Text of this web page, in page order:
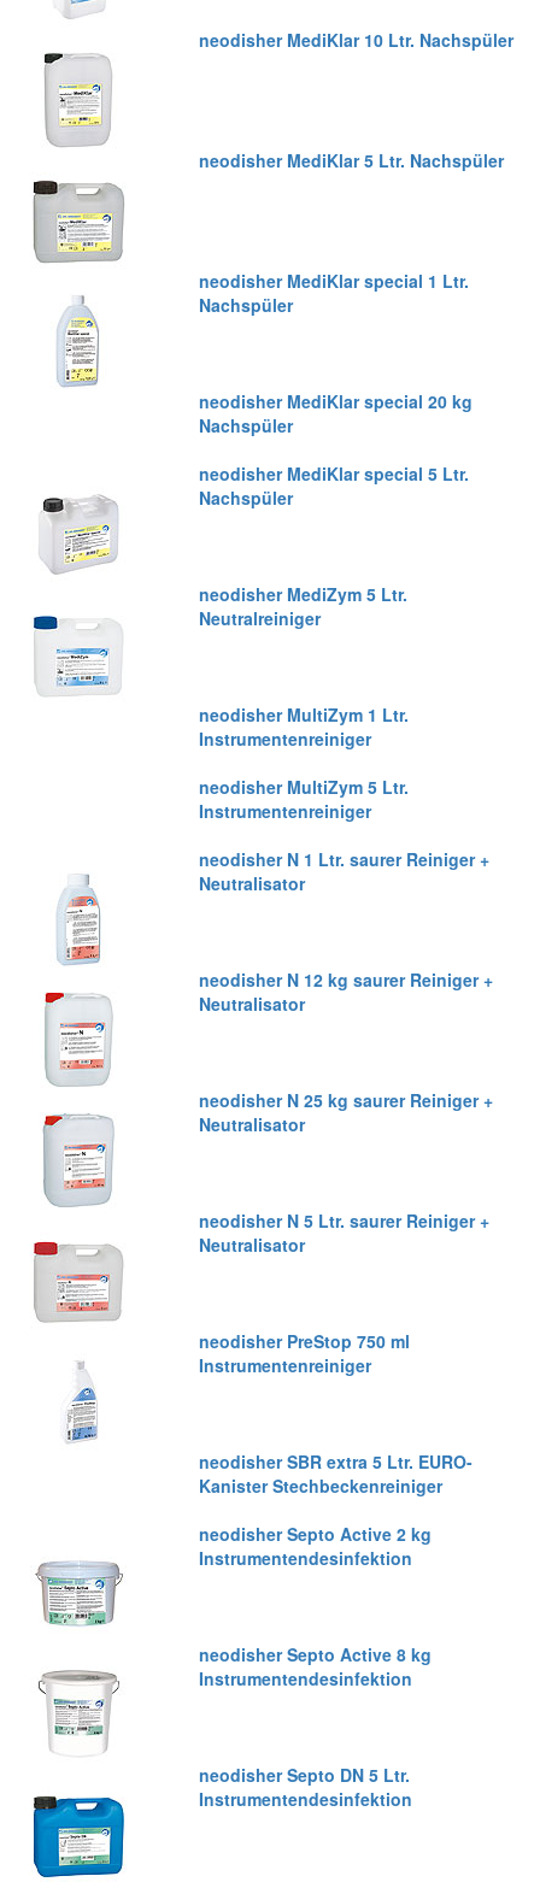
neodisher MediKlar 10 Ltr. Nachspüler
neodisher MediKlar 5 Ltr. Nachspüler
neodisher MediKlar special 1 Ltr.
Nachspüler
neodisher MediKlar special 20 kg
Nachspüler
neodisher MediKlar special 5 Ltr.
Nachspüler
neodisher MediZym 5 Ltr.
Neutralreiniger
neodisher MultiZym 1 Ltr.
Instrumentenreiniger
neodisher MultiZym 5 Ltr.
Instrumentenreiniger
neodisher N 1 Ltr. saurer Reiniger +
Neutralisator
neodisher N 12 kg saurer Reiniger +
Neutralisator
neodisher N 25 kg saurer Reiniger +
Neutralisator
neodisher N 5 Ltr. saurer Reiniger +
Neutralisator
neodisher PreStop 750 ml
Instrumentenreiniger
neodisher SBR extra 5 Ltr. EURO-
Kanister Stechbeckenreiniger
neodisher Septo Active 2 kg
Instrumentendesinfektion
neodisher Septo Active 8 kg
Instrumentendesinfektion
neodisher Septo DN 5 Ltr.
Instrumentendesinfektion